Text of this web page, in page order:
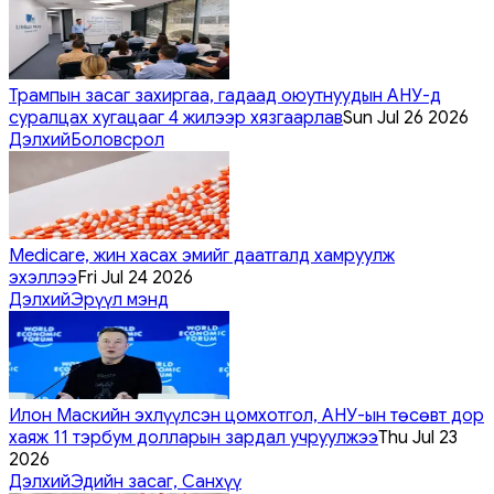
Трампын засаг захиргаа, гадаад оюутнуудын АНУ-д
суралцах хугацааг 4 жилээр хязгаарлавSun Jul 26 2026
ДэлхийБоловсрол
Medicare, жин хасах эмийг даатгалд хамруулж
эхэллээFri Jul 24 2026
ДэлхийЭрүүл мэнд
Илон Маскийн эхлүүлсэн цомхотгол, АНУ-ын төсөвт дор
хаяж 11 тэрбум долларын зардал учруулжээThu Jul 23
2026
ДэлхийЭдийн засаг, Санхүү